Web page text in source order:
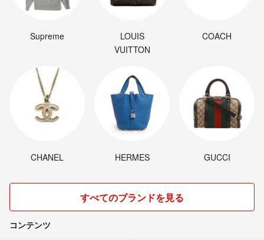
Supreme
LOUIS
VUITTON
COACH
CHANEL HERMES GUCCI
すべてのブランドを見る
コンテンツ